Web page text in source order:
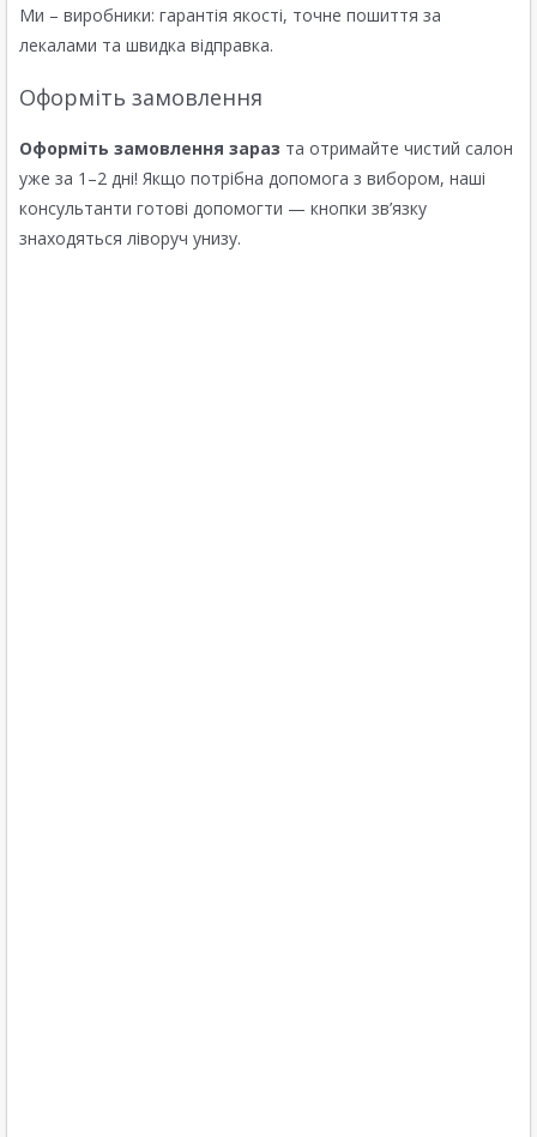
Ми – виробники: гарантія якості, точне пошиття за
лекалами та швидка відправка.
Оформіть замовлення
Оформіть замовлення зараз та отримайте чистий салон
уже за 1–2 дні! Якщо потрібна допомога з вибором, наші
консультанти готові допомогти — кнопки зв’язку
знаходяться ліворуч унизу.